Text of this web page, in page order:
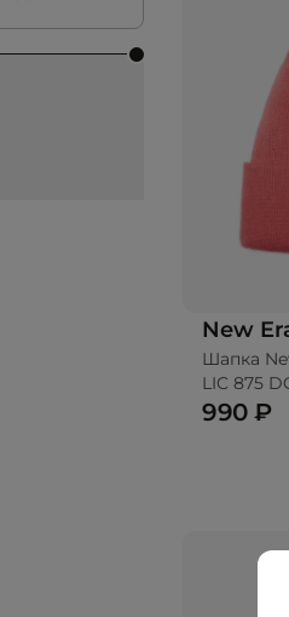
New
Шапка
LIC 875
990 ₽